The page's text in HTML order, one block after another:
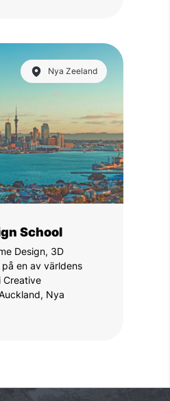
School
Design, 3D
på en av världens
Creative
Nya
Nya Zeeland